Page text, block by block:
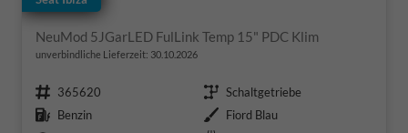
NeuMod 5JGarLED FulLink Temp 15" PDC Klim
unverbindliche Lieferzeit: 30.10.2026
Fahrzeugnr. 365620 Getriebe Schaltgetriebe
Kraftstoff Benzin Außenfarbe Fiord Blau